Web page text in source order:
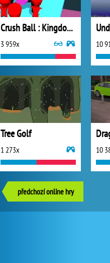
Crush Ball : Kingdom Fall
3 959x 10
Tree Golf
1 273x 10
předchozí online hry